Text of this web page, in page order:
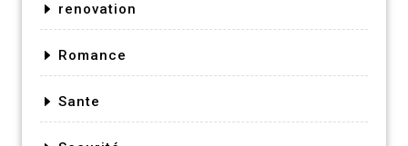
renovation
Romance
Sante